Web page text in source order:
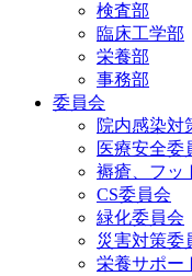
検査部
臨床工学部
栄養部
事務部
委員会
院内感染対
医療安全委
褥瘡、フッ
CS委員会
緑化委員会
災害対策委
栄養サポー